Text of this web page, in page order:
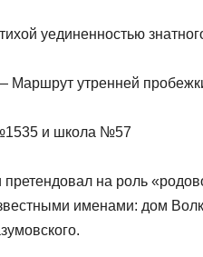
уединенностью
Маршрут утренней
и школа №57
на роль
именами: дом